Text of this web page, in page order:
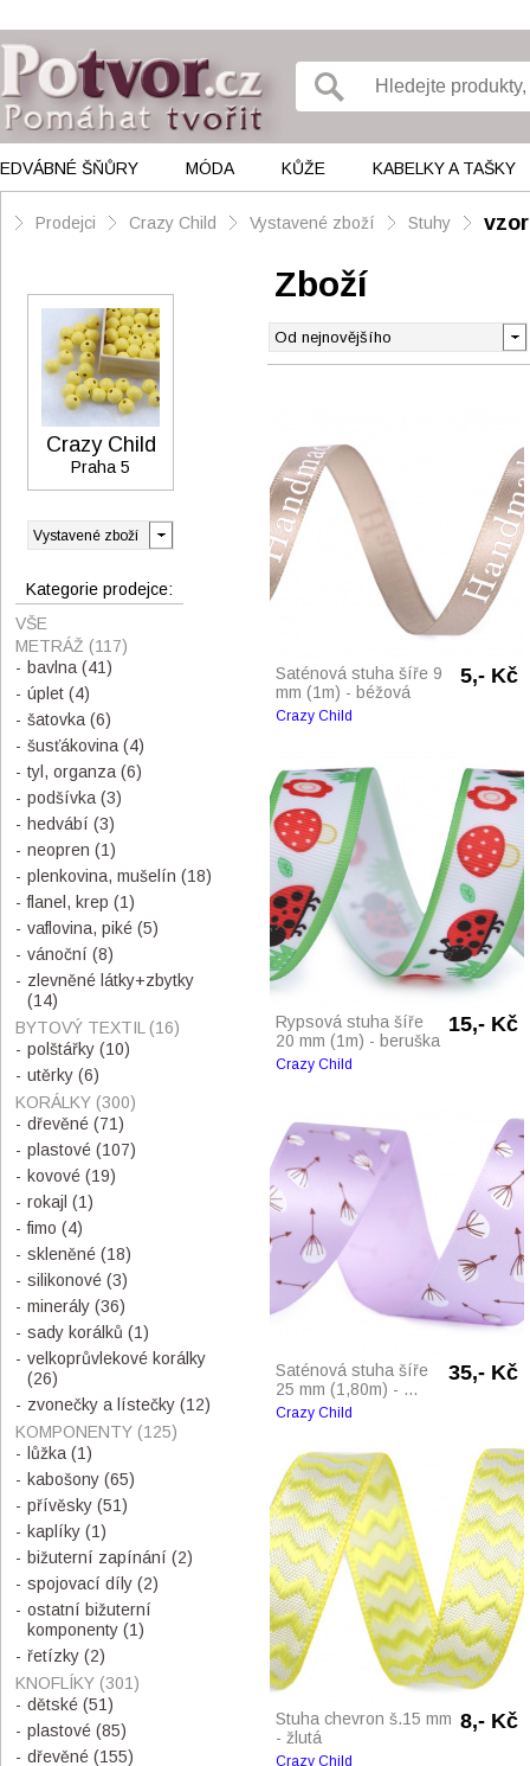
ŠŇŮRY MÓDA KŮŽE KABELKY A TAŠKY
Prodejci Crazy Child Vystavené zboží Stuhy
Zboží
Saténová stuha šíře 9
mm (1m) - béžová
5,- Kč
Crazy Child
Rypsová stuha šíře
20 mm (1m) - beruška
15,- Kč
Crazy Child
Saténová stuha šíře
25 mm (1,80m) - ...
35,- Kč
Crazy Child
Stuha chevron š.15 mm
- žlutá
8,- Kč
Crazy Child
Crazy Child
Praha 5
Kategorie prodejce:
VŠE
METRÁŽ (117)
bavlna (41)
úplet (4)
šatovka (6)
šusťákovina (4)
tyl, organza (6)
podšívka (3)
hedvábí (3)
neopren (1)
plenkovina, mušelín (18)
flanel, krep (1)
vaflovina, piké (5)
vánoční (8)
zlevněné látky+zbytky
(14)
BYTOVÝ TEXTIL (16)
polštářky (10)
utěrky (6)
KORÁLKY (300)
dřevěné (71)
plastové (107)
kovové (19)
rokajl (1)
fimo (4)
skleněné (18)
silikonové (3)
minerály (36)
sady korálků (1)
velkoprůvlekové korálky
(26)
zvonečky a lístečky (12)
KOMPONENTY (125)
lůžka (1)
kabošony (65)
přívěsky (51)
kaplíky (1)
bižuterní zapínání (2)
spojovací díly (2)
ostatní bižuterní
komponenty (1)
řetízky (2)
KNOFLÍKY (301)
dětské (51)
plastové (85)
dřevěné (155)